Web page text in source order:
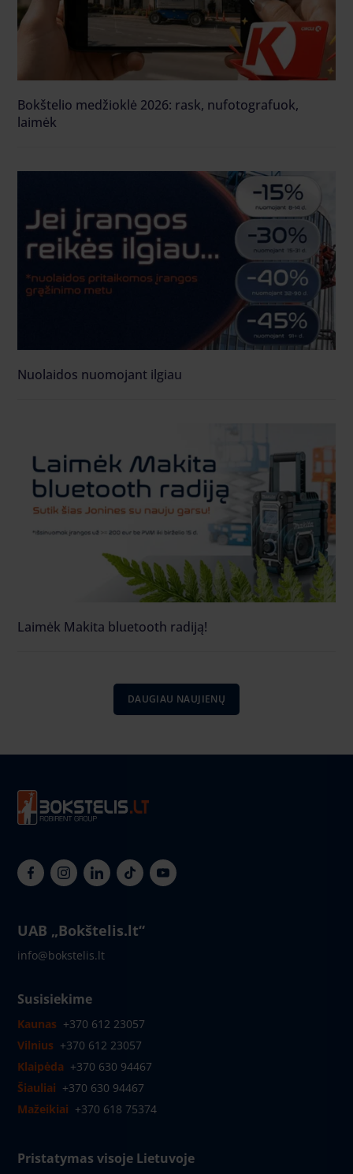
Bokštelio medžioklė 2026: rask, nufotografuok,
laimėk
Nuolaidos nuomojant ilgiau
Laimėk Makita bluetooth radiją!
DAUGIAU NAUJIENŲ
UAB „Bokštelis.lt“
info@bokstelis.lt
Susisiekime
Kaunas +370 612 23057
Vilnius +370 612 23057
Klaipėda +370 630 94467
Šiauliai +370 630 94467
Mažeikiai +370 618 75374
Pristatymas visoje Lietuvoje